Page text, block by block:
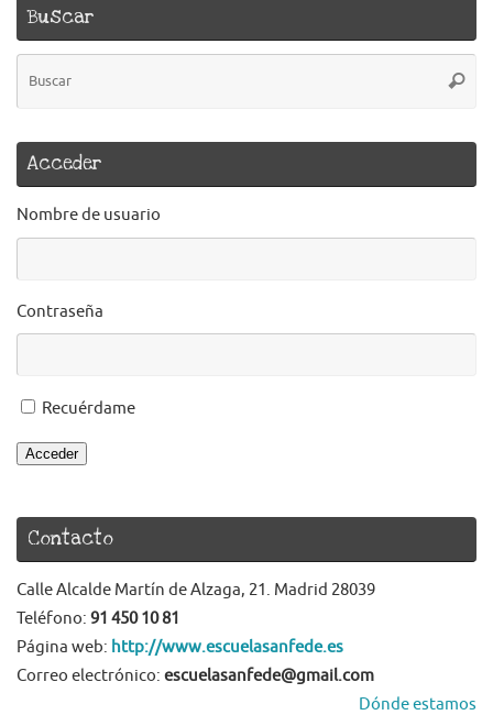
Buscar
Acceder
Nombre de usuario
Contraseña
Recuérdame
Acceder
Contacto
Calle Alcalde Martín de Alzaga, 21. Madrid 28039
Teléfono: 91 450 10 81
Página web: http://www.escuelasanfede.es
Correo electrónico: escuelasanfede@gmail.com
Dónde estamos